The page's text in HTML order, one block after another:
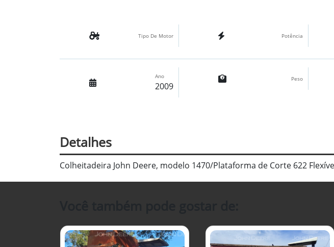
Tipo De Motor Potência
Ano
2009
Peso
Detalhes
Colheitadeira John Deere, modelo 1470/Plataforma de Corte 622 Flexível